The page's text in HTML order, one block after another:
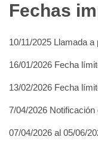
Fechas
10/11/2025 Llamada a
16/01/2026 Fecha
13/02/2026 Fecha
7/04/2026
07/04/2026 al 05/06/